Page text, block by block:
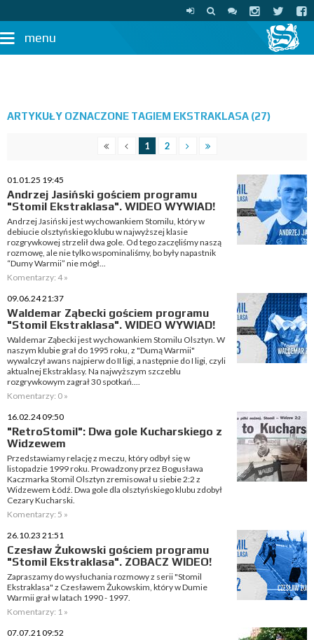
menu
ARTYKUŁY OZNACZONE TAGIEM EKSTRAKLASA (27)
1 2
01.01.25 19:45
Andrzej Jasiński gościem programu
"Stomil Ekstraklasa". WIDEO WYWIAD!
Andrzej Jasiński jest wychowankiem Stomilu, który w
debiucie olsztyńskiego klubu w najwyższej klasie
rozgrywkowej strzelił dwa gole. Od tego zaczęliśmy naszą
rozmowę, ale nie tylko wspominaliśmy, bo były napastnik
“Dumy Warmii” nie mógł...
Komentarzy: 4 »
09.06.24 21:37
Waldemar Ząbecki gościem programu
"Stomil Ekstraklasa". WIDEO WYWIAD!
Waldemar Ząbecki jest wychowankiem Stomilu Olsztyn. W
naszym klubie grał do 1995 roku, z "Dumą Warmii"
wywalczył awans najpierw do II ligi, a następnie do I ligi, czyli
aktualnej Ekstraklasy. Na najwyższym szczeblu
rozgrywkowym zagrał 30 spotkań....
Komentarzy: 0 »
16.02.24 09:50
"RetroStomil": Dwa gole Kucharskiego z
Widzewem
Przedstawiamy relację z meczu, który odbył się w
listopadzie 1999 roku. Prowadzony przez Bogusława
Kaczmarka Stomil Olsztyn zremisował u siebie 2:2 z
Widzewem Łódź. Dwa gole dla olsztyńskiego klubu zdobył
Cezary Kucharski.
Komentarzy: 5 »
26.10.23 21:51
Czesław Żukowski gościem programu
"Stomil Ekstraklasa". ZOBACZ WIDEO!
Zapraszamy do wysłuchania rozmowy z serii "Stomil
Ekstraklasa" z Czesławem Żukowskim, który w Dumie
Warmii grał w latach 1990 - 1997.
Komentarzy: 1 »
07.07.21 09:52